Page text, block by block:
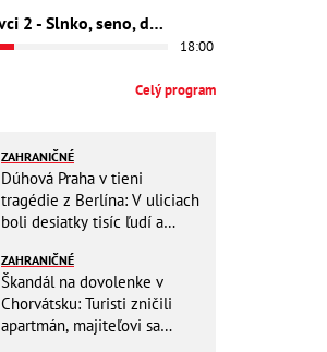
Bučkovci 2 - Slnko, seno, dedina
18:00
Celý program
ZAHRANIČNÉ
Dúhová Praha v tieni
tragédie z Berlína: V uliciach
boli desiatky tisíc ľudí a
ZAHRANIČNÉ
Škandál na dovolenke v
Chorvátsku: Turisti zničili
apartmán, majiteľovi sa